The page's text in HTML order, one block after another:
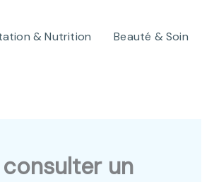
& Nutrition Beauté & Soin
un